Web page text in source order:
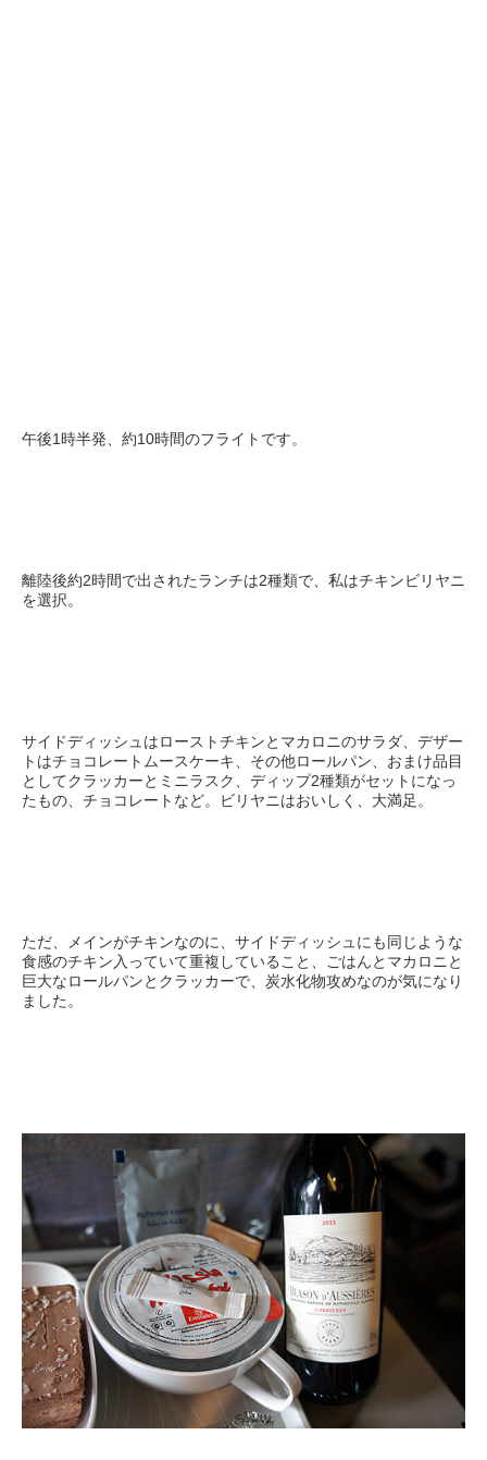
午後1時半発、約10時間のフライトです。
離陸後約2時間で出されたランチは2種類で、私はチキンビリヤニ
を選択。
サイドディッシュはローストチキンとマカロニのサラダ、デザー
トはチョコレートムースケーキ、その他ロールパン、おまけ品目
としてクラッカーとミニラスク、ディップ2種類がセットになっ
たもの、チョコレートなど。ビリヤニはおいしく、大満足。
ただ、メインがチキンなのに、サイドディッシュにも同じような
食感のチキン入っていて重複していること、ごはんとマカロニと
巨大なロールパンとクラッカーで、炭水化物攻めなのが気になり
ました。